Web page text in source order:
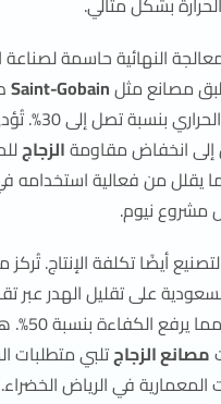
النهائية حاسمة لصناعة
مصانع مثلSaint-Gobain
تُحسّن العزل
إلى انخفاض مقاومةالزجاج
يقلل من فعالية استخدامه
مشروع نيوم.
أيضًا تكلفة الإنتاج. تُركز
على تقليل الهدر عبر
مصانع الزجاجتلبي متطلبات
المعمارية في الرياض الخضراء.